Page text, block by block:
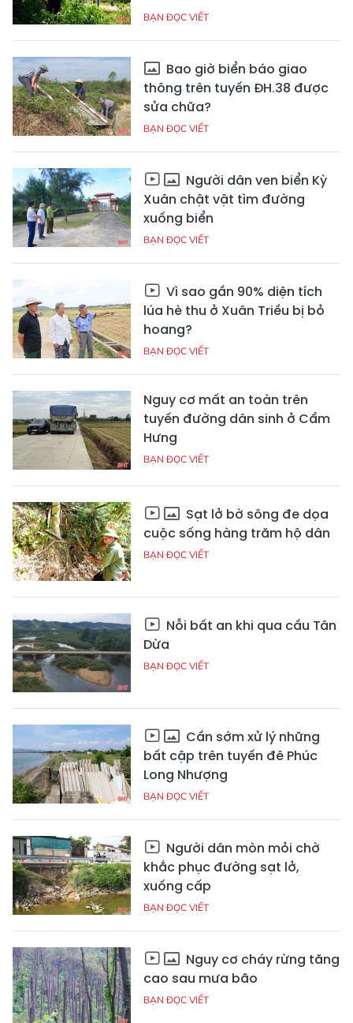
BẠN ĐỌC VIẾT
Bao giờ biển báo giao
thông trên tuyến ĐH.38 được
sửa chữa?
BẠN ĐỌC VIẾT
Người dân ven biển Kỳ
Xuân chật vật tìm đường
xuống biển
BẠN ĐỌC VIẾT
Vì sao gần 90% diện tích
lúa hè thu ở Xuân Triều bị bỏ
hoang?
BẠN ĐỌC VIẾT
Nguy cơ mất an toàn trên
tuyến đường dân sinh ở Cẩm
Hưng
BẠN ĐỌC VIẾT
Sạt lở bờ sông đe dọa
cuộc sống hàng trăm hộ dân
BẠN ĐỌC VIẾT
Nỗi bất an khi qua cầu Tân
Dừa
BẠN ĐỌC VIẾT
Cần sớm xử lý những
bất cập trên tuyến đê Phúc
Long Nhượng
BẠN ĐỌC VIẾT
Người dân mòn mỏi chờ
khắc phục đường sạt lở,
xuống cấp
BẠN ĐỌC VIẾT
Nguy cơ cháy rừng tăng
cao sau mưa bão
BẠN ĐỌC VIẾT